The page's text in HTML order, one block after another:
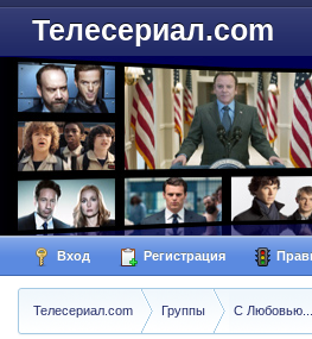
Телесериал.com
Вход Регистрация
Телесериал.com Группы С